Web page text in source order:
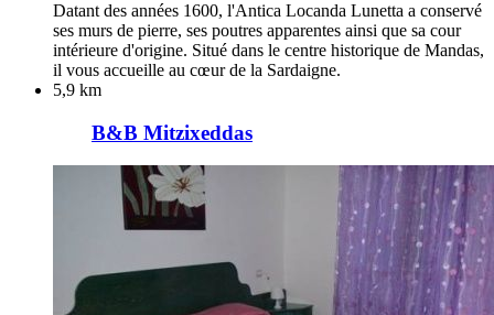
Datant des années 1600, l'Antica Locanda Lunetta a conservé
ses murs de pierre, ses poutres apparentes ainsi que sa cour
intérieure d'origine. Situé dans le centre historique de Mandas,
il vous accueille au cœur de la Sardaigne.
5,9 km
B&B Mitzixeddas